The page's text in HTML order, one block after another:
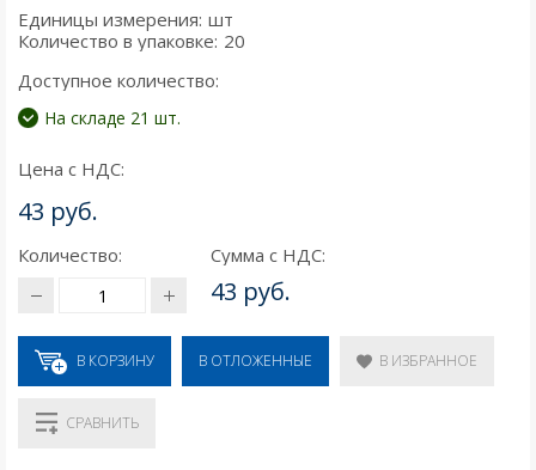
Единицы измерения: шт
Количество в упаковке: 20
Доступное количество:
На складе 21 шт.
Цена с НДС:
43 руб.
Количество: Сумма с НДС:
43 руб.
В КОРЗИНУ В ОТЛОЖЕННЫЕ В ИЗБРАННОЕ
СРАВНИТЬ